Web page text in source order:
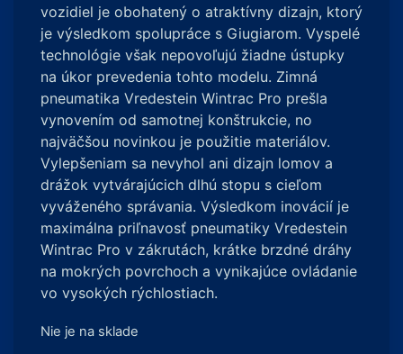
vozidiel je obohatený o atraktívny dizajn, ktorý
je výsledkom spolupráce s Giugiarom. Vyspelé
technológie však nepovoľujú žiadne ústupky
na úkor prevedenia tohto modelu. Zimná
pneumatika Vredestein Wintrac Pro prešla
vynovením od samotnej konštrukcie, no
najväčšou novinkou je použitie materiálov.
Vylepšeniam sa nevyhol ani dizajn lomov a
drážok vytvárajúcich dlhú stopu s cieľom
vyváženého správania. Výsledkom inovácií je
maximálna priľnavosť pneumatiky Vredestein
Wintrac Pro v zákrutách, krátke brzdné dráhy
na mokrých povrchoch a vynikajúce ovládanie
vo vysokých rýchlostiach.
Nie je na sklade